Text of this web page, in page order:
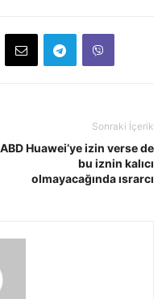
Sonraki İçerik
ABD Huawei’ye izin verse de
bu iznin kalıcı
olmayacağında ısrarcı